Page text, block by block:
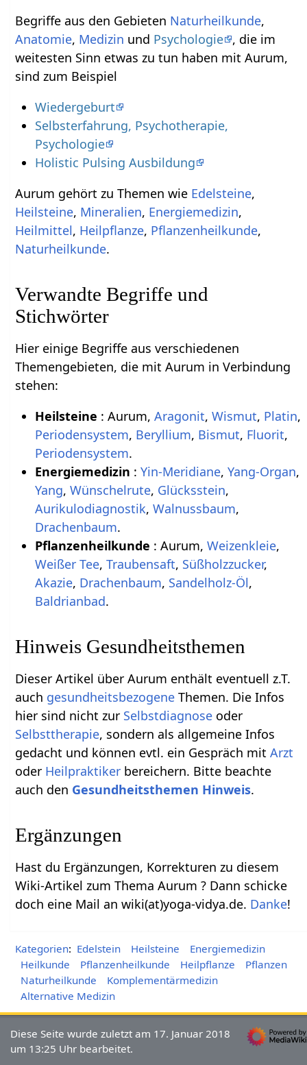
Begriffe aus den Gebieten Naturheilkunde,
Anatomie, Medizin und Psychologie , die im
weitesten Sinn etwas zu tun haben mit Aurum,
sind zum Beispiel
Wiedergeburt
Selbsterfahrung, Psychotherapie,
Psychologie
Holistic Pulsing Ausbildung
Aurum gehört zu Themen wie Edelsteine,
Heilsteine, Mineralien, Energiemedizin,
Heilmittel, Heilpflanze, Pflanzenheilkunde,
Naturheilkunde.
Verwandte Begriffe und
Stichwörter
Hier einige Begriffe aus verschiedenen
Themengebieten, die mit Aurum in Verbindung
stehen:
Heilsteine : Aurum, Aragonit, Wismut, Platin,
Periodensystem, Beryllium, Bismut, Fluorit,
Periodensystem.
Energiemedizin : Yin-Meridiane, Yang-Organ,
Yang, Wünschelrute, Glücksstein,
Aurikulodiagnostik, Walnussbaum,
Drachenbaum.
Pflanzenheilkunde : Aurum, Weizenkleie,
Weißer Tee, Traubensaft, Süßholzzucker,
Akazie, Drachenbaum, Sandelholz-Öl,
Baldrianbad.
Hinweis Gesundheitsthemen
Dieser Artikel über Aurum enthält eventuell z.T.
auch gesundheitsbezogene Themen. Die Infos
hier sind nicht zur Selbstdiagnose oder
Selbsttherapie, sondern als allgemeine Infos
gedacht und können evtl. ein Gespräch mitArzt
oder Heilpraktiker bereichern. Bitte beachte
auch den Gesundheitsthemen Hinweis.
Ergänzungen
Hast du Ergänzungen, Korrekturen zu diesem
Wiki-Artikel zum Thema Aurum ? Dann schicke
doch eine Mail an wiki(at)yoga-vidya.de. Danke!
Kategorien: Edelstein Heilsteine
Energiemedizin
Heilkunde
Pflanzenheilkunde Heilpflanze
Pflanzen
Naturheilkunde
Komplementärmedizin
Alternative Medizin
Diese Seite wurde zuletzt am 17. Januar 2018
um 13:25 Uhr bearbeitet.